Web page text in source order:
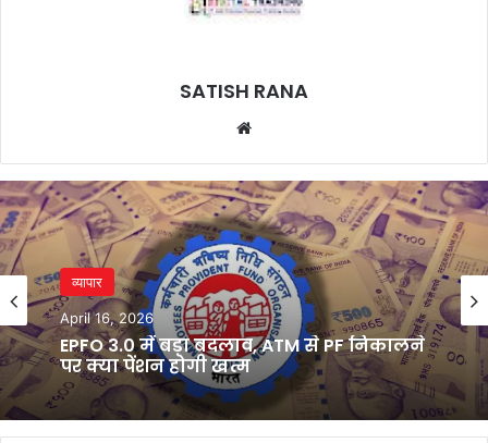
SATISH RANA
व्यापार
April 16, 2026
EPFO 3.0 में बड़ा बदलाव, ATM से PF निकालने
पर क्या पेंशन होगी खत्म